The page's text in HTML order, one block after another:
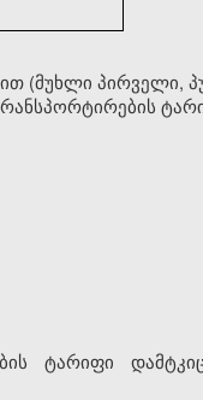
(მუხლი პირველი,
ტარიფი